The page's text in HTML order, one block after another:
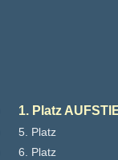
1. Platz
5. Platz
6. Platz